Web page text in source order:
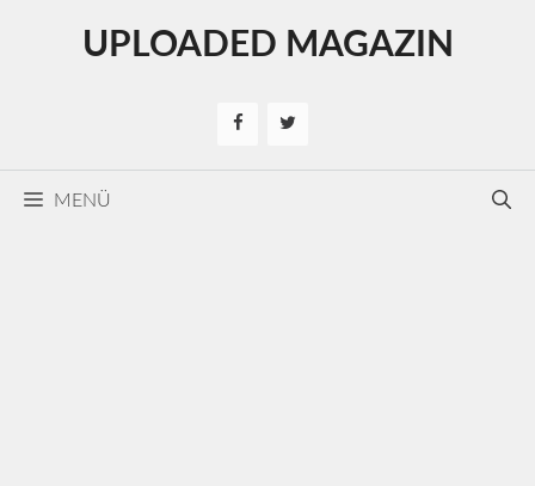
UPLOADED MAGAZIN
MENÜ